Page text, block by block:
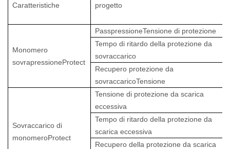
Caratteristiche progetto
Monomero
sovrapressioneProtect
PasspressioneTensione di protezione
Tempo di ritardo della protezione da
sovraccarico
Recupero protezione da
sovraccaricoTensione
Sovraccarico di
monomeroProtect
Tensione di protezione da scarica
eccessiva
Tempo di ritardo della protezione da
scarica eccessiva
Recupero della protezione da scarica